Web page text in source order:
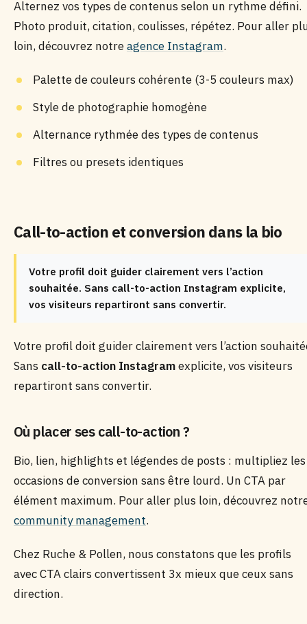
Alternez vos types de contenus selon un rythme défini.
Photo produit, citation, coulisses, répétez. Pour aller
loin, découvrez notreagence Instagram.
Palette de couleurs cohérente (3-5 couleurs max)
Style de photographie homogène
Alternance rythmée des types de contenus
Filtres ou presets identiques
Call-to-action et conversion dans la bio
Votre profil doit guider clairement vers l’action
souhaitée. Sans call-to-action Instagram explicite,
vos visiteurs repartiront sans convertir.
Votre profil doit guider clairement vers l’action
Sans call-to-action Instagramexplicite, vos visiteurs
repartiront sans convertir.
Où placer ses call-to-action ?
Bio, lien, highlights et légendes de posts : multipliez les
occasions de conversion sans être lourd. Un CTA par
élément maximum. Pour aller plus loin, découvrez
community management.
Chez Ruche & Pollen, nous constatons que les profils
avec CTA clairs convertissent 3x mieux que ceux sans
direction.